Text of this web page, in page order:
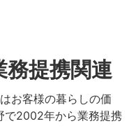
務提携関連
お客様の暮らしの価
で2002年から業務提携